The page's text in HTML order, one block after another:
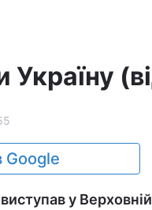
Україну
Google
у